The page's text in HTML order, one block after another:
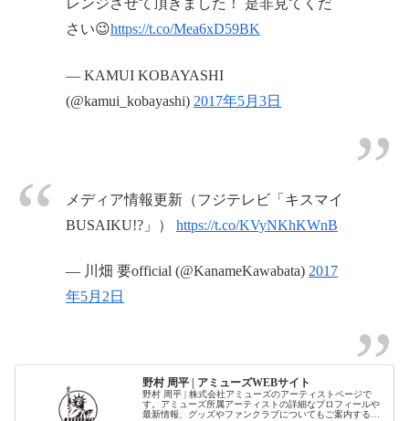
レンジさせて頂きました！ 是非見てくだ
さい😉https://t.co/Mea6xD59BK
— KAMUI KOBAYASHI
(@kamui_kobayashi) 2017年5月3日
メディア情報更新（フジテレビ「キスマイ
BUSAIKU!?」） https://t.co/KVyNKhKWnB
— 川畑 要official (@KanameKawabata) 2017
年5月2日
野村 周平 | アミューズWEBサイト
野村 周平 | 株式会社アミューズのアーティストページで
す。アミューズ所属アーティストの詳細なプロフィールや
最新情報、グッズやファンクラブについてもご案内するペ